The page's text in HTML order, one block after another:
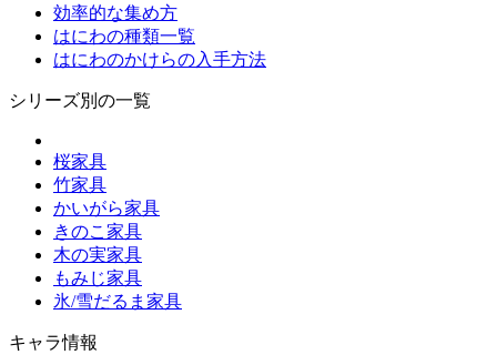
効率的な集め方
はにわの種類一覧
はにわのかけらの入手方法
シリーズ別の一覧
桜家具
竹家具
かいがら家具
きのこ家具
木の実家具
もみじ家具
氷/雪だるま家具
キャラ情報